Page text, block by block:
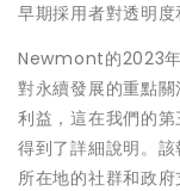
早期採用者對透明度
Newmont的2023年
對永續發展的重點
利益，這在我們的
得到了詳細說明。
所在地的社群和政